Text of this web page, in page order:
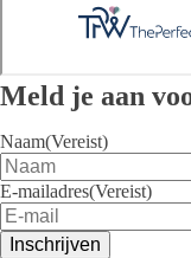
Meld je aan
Naam(Vereist)
E-mailadres(Vereist)
Inschrijven